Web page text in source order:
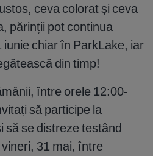
ceva colorat și ceva
părinții pot continua
iunie chiar în ParkLake, iar
din timp!
între orele 12:00-
să participe la
să se distreze testând
31 mai, între